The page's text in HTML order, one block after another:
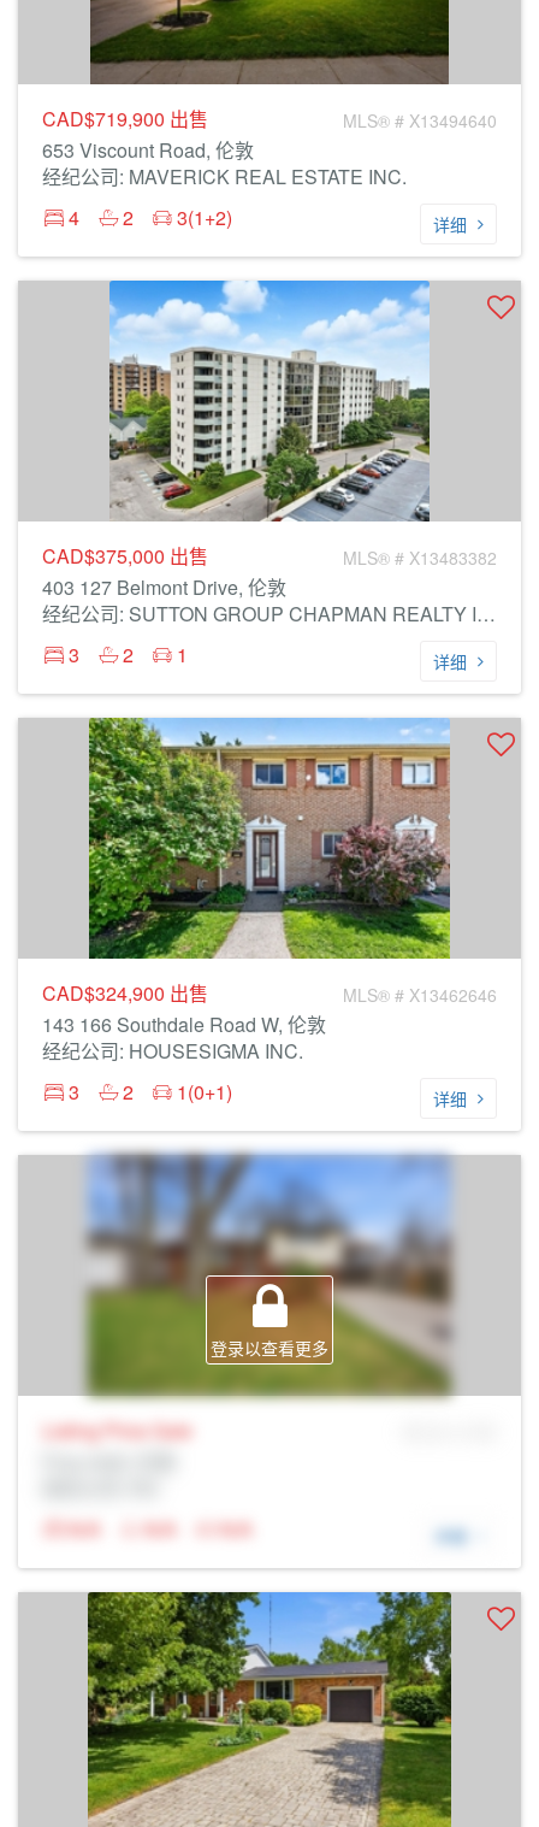
CAD$719,900 出售 MLS® # X13494640
653 Viscount Road, 伦敦
经纪公司: MAVERICK REAL ESTATE INC.
4
2 3(1+2) 详细
CAD$375,000 出售 MLS® # X13483382
403 127 Belmont Drive, 伦敦
经纪公司: SUTTON GROUP CHAPMAN REALTY INC.
3
2 1 详细
CAD$324,900 出售 MLS® # X13462646
143 166 Southdale Road W, 伦敦
经纪公司: HOUSESIGMA INC.
3
2 1(0+1) 详细
登录以查看更多
Listing Price Sale
N/A
N/A N/A 详细